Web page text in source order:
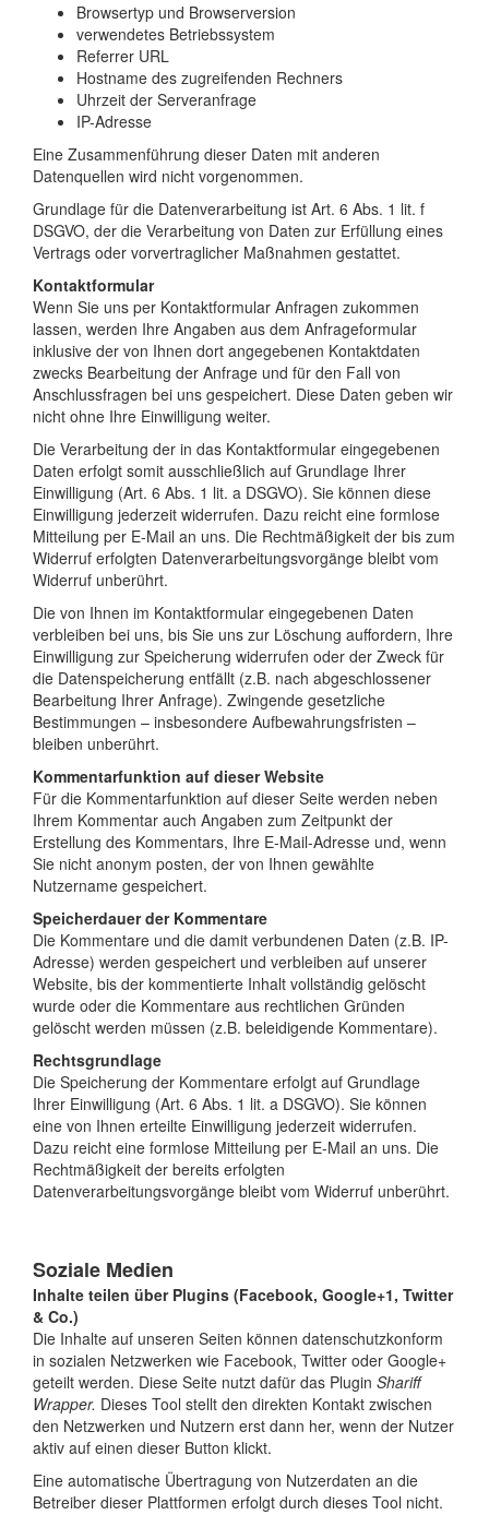
Browsertyp und Browserversion
verwendetes Betriebssystem
Referrer URL
Hostname des zugreifenden Rechners
Uhrzeit der Serveranfrage
IP-Adresse
Eine Zusammenführung dieser Daten mit anderen
Datenquellen wird nicht vorgenommen.
Grundlage für die Datenverarbeitung ist Art. 6 Abs. 1 lit. f
DSGVO, der die Verarbeitung von Daten zur Erfüllung eines
Vertrags oder vorvertraglicher Maßnahmen gestattet.
Kontaktformular
Wenn Sie uns per Kontaktformular Anfragen zukommen
lassen, werden Ihre Angaben aus dem Anfrageformular
inklusive der von Ihnen dort angegebenen Kontaktdaten
zwecks Bearbeitung der Anfrage und für den Fall von
Anschlussfragen bei uns gespeichert. Diese Daten geben wir
nicht ohne Ihre Einwilligung weiter.
Die Verarbeitung der in das Kontaktformular eingegebenen
Daten erfolgt somit ausschließlich auf Grundlage Ihrer
Einwilligung (Art. 6 Abs. 1 lit. a DSGVO). Sie können diese
Einwilligung jederzeit widerrufen. Dazu reicht eine formlose
Mitteilung per E-Mail an uns. Die Rechtmäßigkeit der bis zum
Widerruf erfolgten Datenverarbeitungsvorgänge bleibt vom
Widerruf unberührt.
Die von Ihnen im Kontaktformular eingegebenen Daten
verbleiben bei uns, bis Sie uns zur Löschung auffordern, Ihre
Einwilligung zur Speicherung widerrufen oder der Zweck für
die Datenspeicherung entfällt (z.B. nach abgeschlossener
Bearbeitung Ihrer Anfrage). Zwingende gesetzliche
Bestimmungen – insbesondere Aufbewahrungsfristen –
bleiben unberührt.
Kommentarfunktion auf dieser Website
Für die Kommentarfunktion auf dieser Seite werden neben
Ihrem Kommentar auch Angaben zum Zeitpunkt der
Erstellung des Kommentars, Ihre E-Mail-Adresse und, wenn
Sie nicht anonym posten, der von Ihnen gewählte
Nutzername gespeichert.
Speicherdauer der Kommentare
Die Kommentare und die damit verbundenen Daten (z.B. IP-
Adresse) werden gespeichert und verbleiben auf unserer
Website, bis der kommentierte Inhalt vollständig gelöscht
wurde oder die Kommentare aus rechtlichen Gründen
gelöscht werden müssen (z.B. beleidigende Kommentare).
Rechtsgrundlage
Die Speicherung der Kommentare erfolgt auf Grundlage
Ihrer Einwilligung (Art. 6 Abs. 1 lit. a DSGVO). Sie können
eine von Ihnen erteilte Einwilligung jederzeit widerrufen.
Dazu reicht eine formlose Mitteilung per E-Mail an uns. Die
Rechtmäßigkeit der bereits erfolgten
Datenverarbeitungsvorgänge bleibt vom Widerruf unberührt.
Soziale Medien
Inhalte teilen über Plugins (Facebook, Google+1, Twitter
& Co.)
Die Inhalte auf unseren Seiten können datenschutzkonform
in sozialen Netzwerken wie Facebook, Twitter oder Google+
geteilt werden. Diese Seite nutzt dafür das Plugin Shariff
Wrapper. Dieses Tool stellt den direkten Kontakt zwischen
den Netzwerken und Nutzern erst dann her, wenn der Nutzer
aktiv auf einen dieser Button klickt.
Eine automatische Übertragung von Nutzerdaten an die
Betreiber dieser Plattformen erfolgt durch dieses Tool nicht.